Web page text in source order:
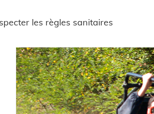
les règles sanitaires